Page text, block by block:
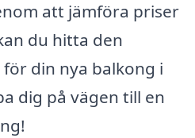
att jämföra priser
du hitta den
din nya balkong i
dig på vägen till en